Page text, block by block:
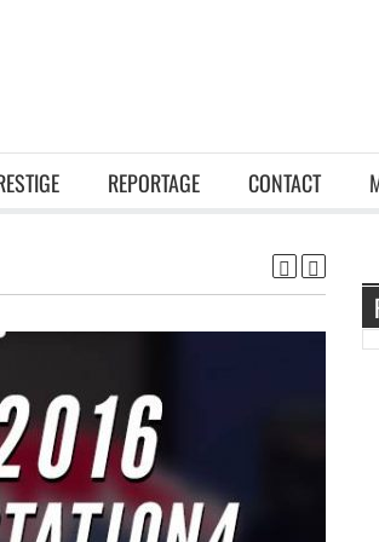
REPORTAGE CONTACT